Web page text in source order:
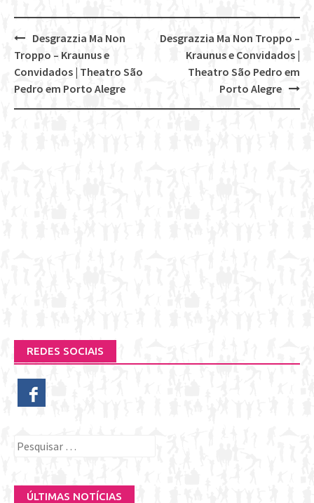
Post
navigation
Desgrazzia Ma Non Troppo –
Kraunus e Convidados |
Theatro São Pedro em
Porto Alegre
Desgrazzia Ma Non
Troppo – Kraunus e
Convidados | Theatro São
Pedro em Porto Alegre
REDES SOCIAIS
Pesquisar
ÚLTIMAS NOTÍCIAS